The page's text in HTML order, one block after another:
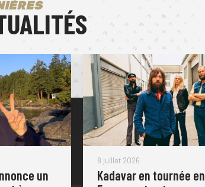
un
8 juillet 2026
Kadavar en tournée en